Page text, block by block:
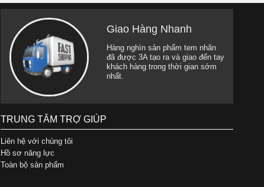
Giao Hàng Nhanh
Hàng nghìn sản phẩm tem nhãn
đã được 3A tạo ra và giao đến tay
khách hàng trong thời gian sớm
nhất.
TRUNG TÂM TRỢ GIÚP
Liên hệ với chúng tôi
Hồ sơ năng lực
Toàn bộ sản phẩm